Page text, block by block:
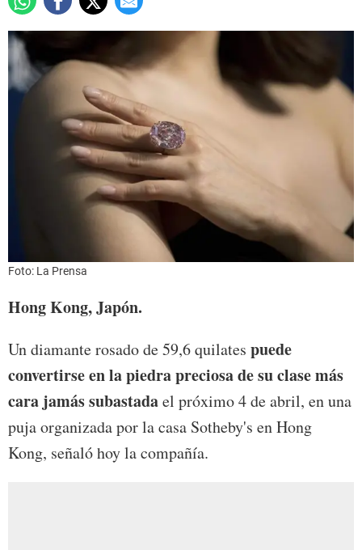
Foto: La Prensa
Hong Kong, Japón.
Un diamante rosado de 59,6 quilates puede
convertirse en la piedra preciosa de su clase más
cara jamás subastadael próximo 4 de abril, en una
puja organizada por la casa Sotheby's en Hong
Kong, señaló hoy la compañía.